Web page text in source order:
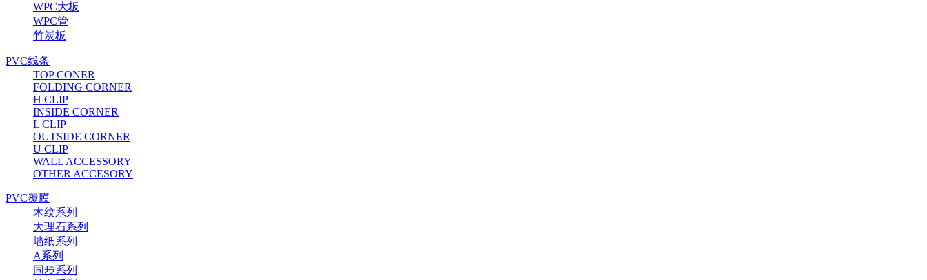
WPC大板
WPC管
竹炭板
PVC线条
TOP CONER
FOLDING CORNER
H CLIP
INSIDE CORNER
L CLIP
OUTSIDE CORNER
U CLIP
WALL ACCESSORY
OTHER ACCESORY
PVC覆膜
木纹系列
大理石系列
墙纸系列
A系列
同步系列